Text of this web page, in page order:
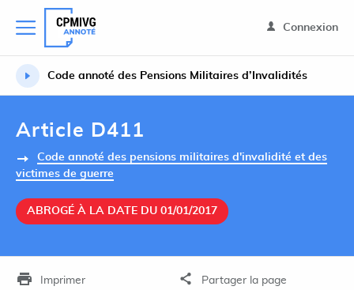
Connexion
Code annoté des Pensions Militaires d’Invalidités
Article D411
Code annoté des pensions militaires d'invalidité et des
victimes de guerre
ABROGÉ À LA DATE DU 01/01/2017
Imprimer Partager la page